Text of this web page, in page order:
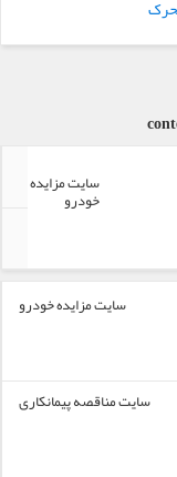
سایت مزایده
خودرو
سایت مزایده خودرو
سایت مناقصه پیمانکاری